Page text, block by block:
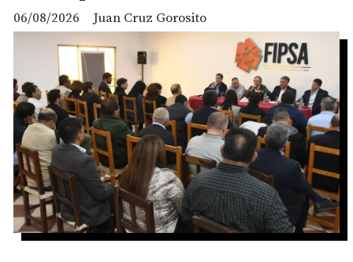
Juan Cruz Gorosito
06/08/2026